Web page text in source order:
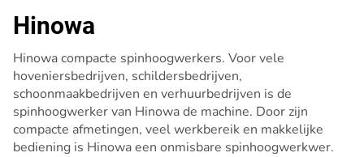
Hinowa
Hinowa compacte spinhoogwerkers. Voor vele
hoveniersbedrijven, schildersbedrijven,
schoonmaakbedrijven en verhuurbedrijven is de
spinhoogwerker van Hinowa de machine. Door zijn
compacte afmetingen, veel werkbereik en makkelijke
bediening is Hinowa een onmisbare spinhoogwerkwer.